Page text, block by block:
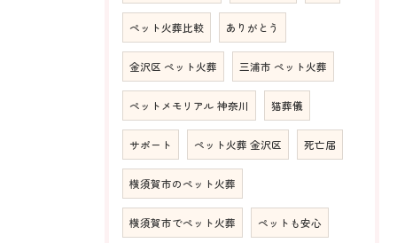
ペット火葬比較 ありがとう
金沢区 ペット火葬 三浦市 ペット火葬
ペットメモリアル 神奈川 猫葬儀
サポート ペット火葬 金沢区 死亡届
横須賀市のペット火葬
横須賀市でペット火葬 ペットも安心